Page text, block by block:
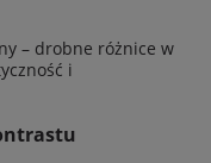
– drobne różnice w
i